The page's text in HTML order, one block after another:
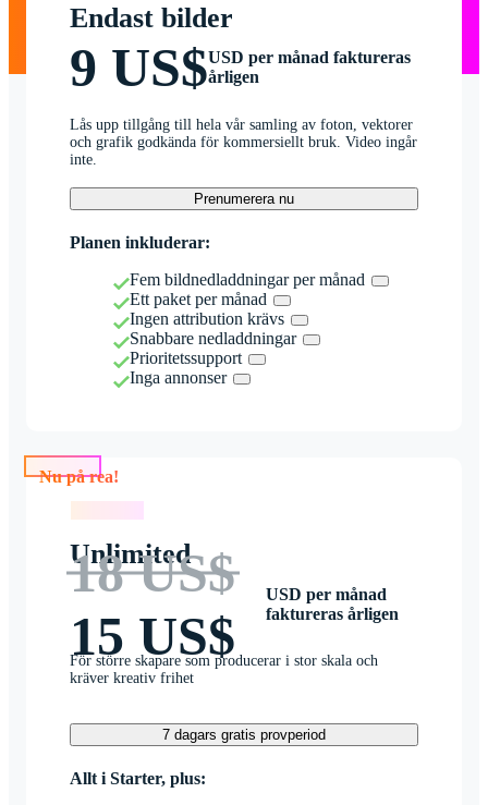
Endast bilder
9 US$USD per månad faktureras
årligen
Lås upp tillgång till hela vår samling av foton, vektorer
och grafik godkända för kommersiellt bruk. Video ingår
inte.
Prenumerera nu
Planen inkluderar:
Fem bildnedladdningar per månad
Ett paket per månad
Ingen attribution krävs
Snabbare nedladdningar
Prioritetssupport
Inga annonser
Nu på rea!
Unlimited
18 US$
15 US$
USD per månad
faktureras årligen
För större skapare som producerar i stor skala och
kräver kreativ frihet
7 dagars gratis provperiod
Allt i Starter, plus: